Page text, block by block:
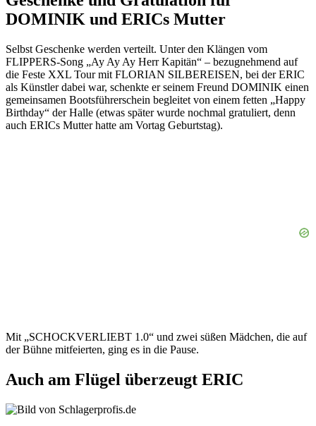
DOMINIK und ERICs Mutter
Selbst Geschenke werden verteilt. Unter den Klängen vom
FLIPPERS-Song „Ay Ay Ay Herr Kapitän“ – bezugnehmend auf
die Feste XXL Tour mit FLORIAN SILBEREISEN, bei der ERIC
als Künstler dabei war, schenkte er seinem Freund DOMINIK einen
gemeinsamen Bootsführerschein begleitet von einem fetten „Happy
Birthday“ der Halle (etwas später wurde nochmal gratuliert, denn
auch ERICs Mutter hatte am Vortag Geburtstag).
Mit „SCHOCKVERLIEBT 1.0“ und zwei süßen Mädchen, die auf
der Bühne mitfeierten, ging es in die Pause.
Auch am Flügel überzeugt ERIC